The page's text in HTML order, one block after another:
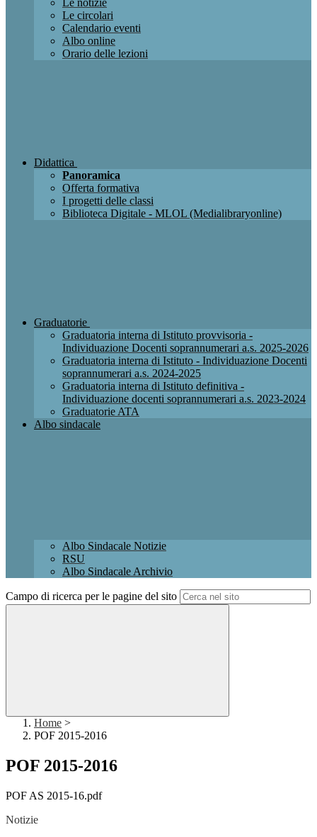
Le notizie
Le circolari
Calendario eventi
Albo online
Orario delle lezioni
Didattica
Panoramica
Offerta formativa
I progetti delle classi
Biblioteca Digitale - MLOL (Medialibraryonline)
Graduatorie
Graduatoria interna di Istituto provvisoria -
Individuazione Docenti soprannumerari a.s. 2025-2026
Graduatoria interna di Istituto - Individuazione Docenti
soprannumerari a.s. 2024-2025
Graduatoria interna di Istituto definitiva -
Individuazione docenti soprannumerari a.s. 2023-2024
Graduatorie ATA
Albo sindacale
Albo Sindacale Notizie
RSU
Albo Sindacale Archivio
Campo di ricerca per le pagine del sito
Home >
POF 2015-2016
POF 2015-2016
POF AS 2015-16.pdf
Notizie